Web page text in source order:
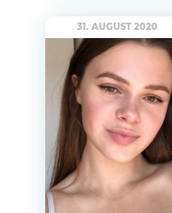
31. AUGUST 2020